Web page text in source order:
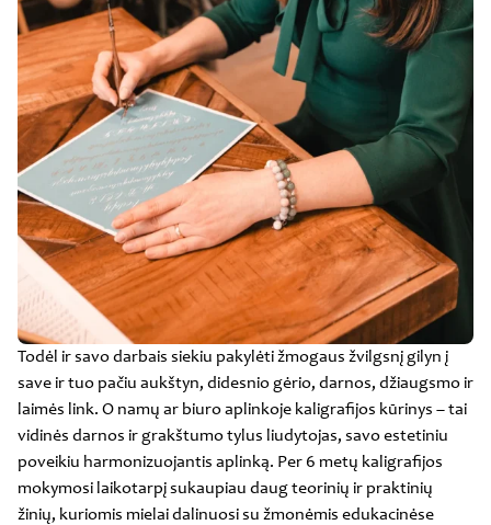
Todėl ir savo darbais siekiu pakylėti žmogaus žvilgsnį gilyn į
save ir tuo pačiu aukštyn, didesnio gėrio, darnos, džiaugsmo ir
laimės link. O namų ar biuro aplinkoje kaligrafijos kūrinys – tai
vidinės darnos ir grakštumo tylus liudytojas, savo estetiniu
poveikiu harmonizuojantis aplinką. Per 6 metų kaligrafijos
mokymosi laikotarpį sukaupiau daug teorinių ir praktinių
žinių, kuriomis mielai dalinuosi su žmonėmis edukacinėse